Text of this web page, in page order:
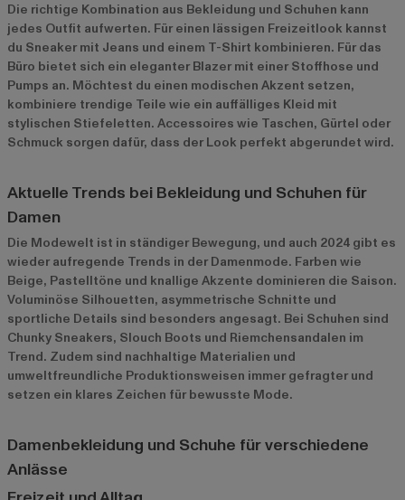
Die richtige Kombination aus Bekleidung und Schuhen kann
jedes Outfit aufwerten. Für einen lässigen Freizeitlook kannst
du Sneaker mit Jeans und einem T-Shirt kombinieren. Für das
Büro bietet sich ein eleganter Blazer mit einer Stoffhose und
Pumps an. Möchtest du einen modischen Akzent setzen,
kombiniere trendige Teile wie ein auffälliges Kleid mit
stylischen Stiefeletten. Accessoires wie Taschen, Gürtel oder
Schmuck sorgen dafür, dass der Look perfekt abgerundet wird.
Aktuelle Trends bei Bekleidung und Schuhen für
Damen
Die Modewelt ist in ständiger Bewegung, und auch 2024 gibt es
wieder aufregende Trends in der Damenmode. Farben wie
Beige, Pastelltöne und knallige Akzente dominieren die Saison.
Voluminöse Silhouetten, asymmetrische Schnitte und
sportliche Details sind besonders angesagt. Bei Schuhen sind
Chunky Sneakers, Slouch Boots und Riemchensandalen im
Trend. Zudem sind nachhaltige Materialien und
umweltfreundliche Produktionsweisen immer gefragter und
setzen ein klares Zeichen für bewusste Mode.
Damenbekleidung und Schuhe für verschiedene
Anlässe